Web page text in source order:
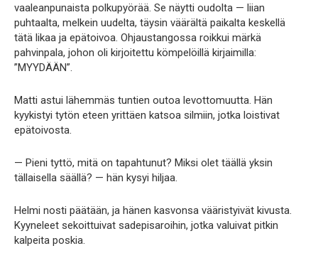
vaaleanpunaista polkupyörää. Se näytti oudolta — liian
puhtaalta, melkein uudelta, täysin väärältä paikalta keskellä
tätä likaa ja epätoivoa. Ohjaustangossa roikkui märkä
pahvinpala, johon oli kirjoitettu kömpelöillä kirjaimilla:
”MYYDÄÄN”.
Matti astui lähemmäs tuntien outoa levottomuutta. Hän
kyykistyi tytön eteen yrittäen katsoa silmiin, jotka loistivat
epätoivosta.
— Pieni tyttö, mitä on tapahtunut? Miksi olet täällä yksin
tällaisella säällä? — hän kysyi hiljaa.
Helmi nosti päätään, ja hänen kasvonsa vääristyivät kivusta.
Kyyneleet sekoittuivat sadepisaroihin, jotka valuivat pitkin
kalpeita poskia.